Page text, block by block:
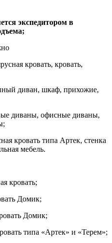
экспедитором в
кровать, кровать,
диван, шкаф, прихожие,
диваны, офисные диваны,
кровать типа Артек, стенка
мебель.
кровать;
Домик;
Домик;
типа «Артек» и «Терем»;